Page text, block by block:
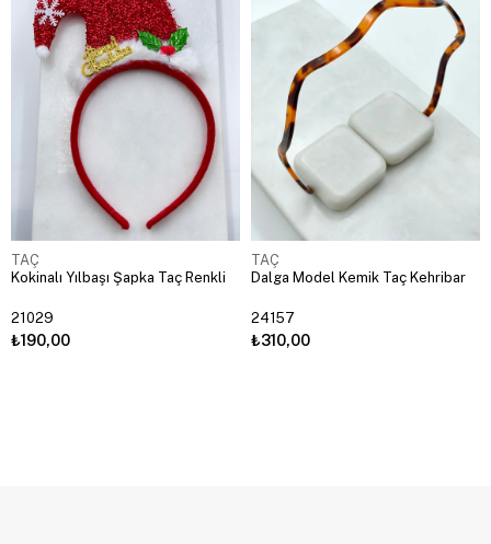
TAÇ
Kokinalı Yılbaşı Şapka Taç Renkli
21029
₺190,00
TAÇ
Dalga Model Kemik Taç Kehribar
24157
₺310,00